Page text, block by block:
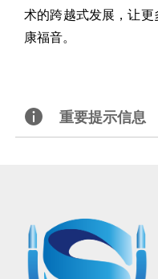
术的跨越式发展，让
康福音。
重要提示信息
的手术操作，请联系北京术锐 机器人股份 有限
注册临床试验，请联系术锐官方合作医院，